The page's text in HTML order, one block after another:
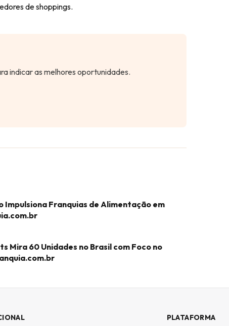
de shoppings.
indicar as melhores oportunidades.
Franquias de Alimentação em
Mira 60 Unidades no Brasil com Foco no
PLATAFORMA